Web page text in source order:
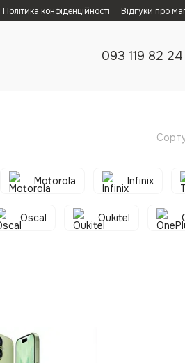
Політика конфіденційності Відгуки про
093 119 82 24
Motorola Infinix
Oscal Oukitel